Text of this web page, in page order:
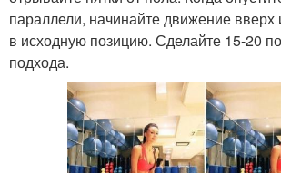
параллели, начинайте движение вверх
в исходную позицию. Сделайте 15-20
подхода.